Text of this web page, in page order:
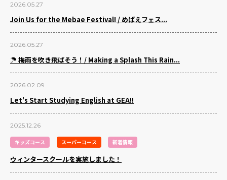
2026.05.27
Join Us for the Mebae Festival! / めばえフェス...
2026.05.27
☂️ 梅雨を吹き飛ばそう！/ Making a Splash This Rain...
2026.02.09
Let's Start Studying English at GEA!!
2025.12.26
キッズコース スーパーコース 新着情報
ウィンタースクールを実施しました！